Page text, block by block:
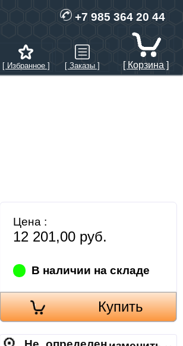
+7 985 364 20 44
[ Избранное ] [ Заказы ] [ Корзина ]
Цена :
12 201,00 руб.
В наличии на складе
Купить